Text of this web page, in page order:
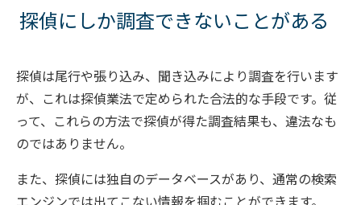
探偵にしか調査できないことがある
探偵は尾行や張り込み、聞き込みにより調査を行います
が、これは探偵業法で定められた合法的な手段です。従
って、これらの方法で探偵が得た調査結果も、違法なも
のではありません。
また、探偵には独自のデータベースがあり、通常の検索